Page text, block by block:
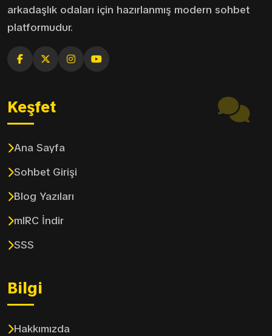
arkadaşlık odaları için hazırlanmış modern sohbet
platformudur.
Keşfet
Ana Sayfa
Sohbet Girişi
Blog Yazıları
mIRC İndir
SSS
Bilgi
Hakkımızda